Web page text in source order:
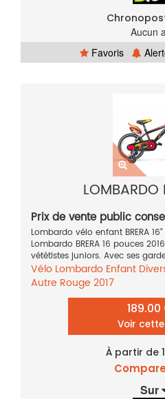
Aucun
Favoris
LOMBARDO
Prix de vente public
Lombardo vélo enfant BRERA
Lombardo BRERA 16 pouces
vététistes juniors. Avec ses
Vélo Lombardo Enfant
Autre Rouge 2017
Voir
À partir de
Sur